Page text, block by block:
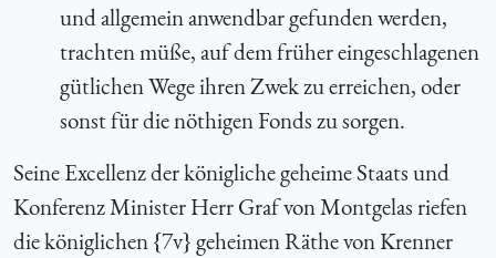
und allgemein anwendbar gefunden werden,
trachten müße, auf dem früher eingeschlagenen
gütlichen Wege ihren Zwek zu erreichen, oder
sonst für die nöthigen Fonds zu sorgen.
Seine Excellenz der königliche geheime Staats und
Konferenz Minister Herr Graf von Montgelas riefen
die königlichen {7v} geheimen Räthe von Krenner